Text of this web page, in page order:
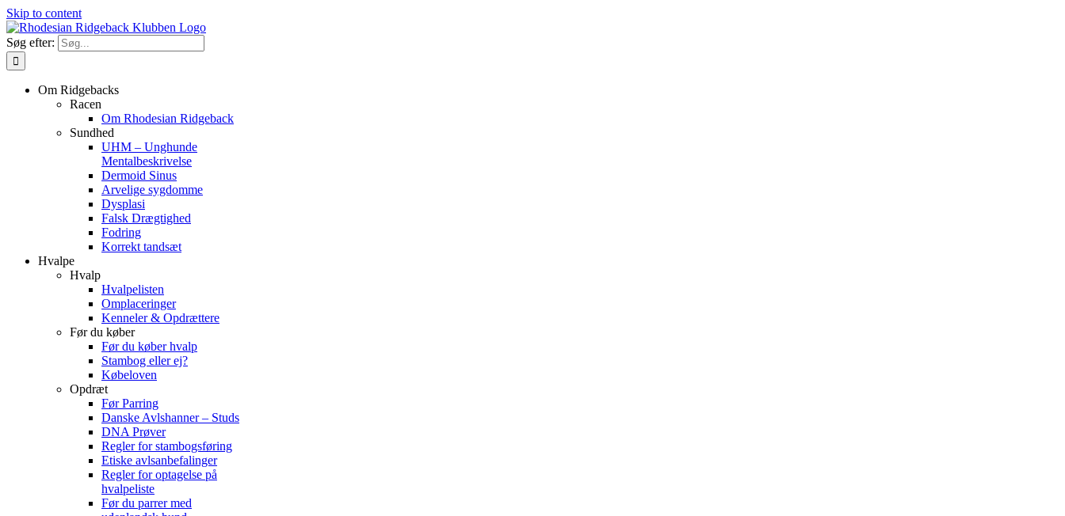
Skip to content
Søg efter:
Om Ridgebacks
Racen
Om Rhodesian Ridgeback
Sundhed
UHM – Unghunde
Mentalbeskrivelse
Dermoid Sinus
Arvelige sygdomme
Dysplasi
Falsk Drægtighed
Fodring
Korrekt tandsæt
Hvalpe
Hvalp
Hvalpelisten
Omplaceringer
Kenneler & Opdrættere
Før du køber
Før du køber hvalp
Stambog eller ej?
Købeloven
Opdræt
Før Parring
Danske Avlshanner – Studs
DNA Prøver
Regler for stambogsføring
Etiske avlsanbefalinger
Regler for optagelse på
hvalpeliste
Før du parrer med